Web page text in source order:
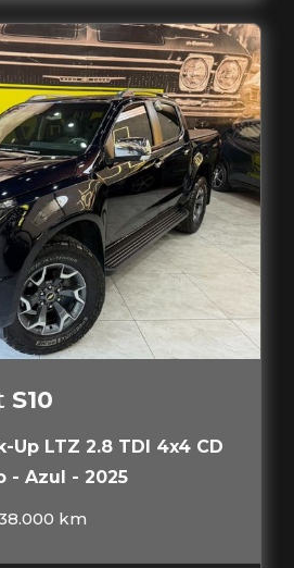
S10
Up LTZ 2.8 TDI 4x4 CD
- Azul - 2025
km